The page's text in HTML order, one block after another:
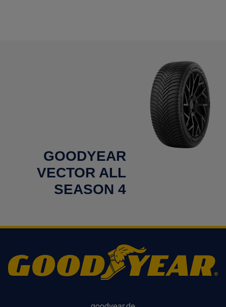
GOODYEAR
VECTOR ALL
SEASON 4